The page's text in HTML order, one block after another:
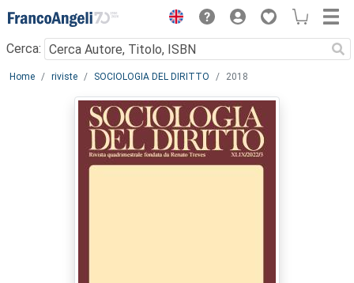
Menu
Cerca:
Main content
Home riviste SOCIOLOGIA DEL DIRITTO 2018